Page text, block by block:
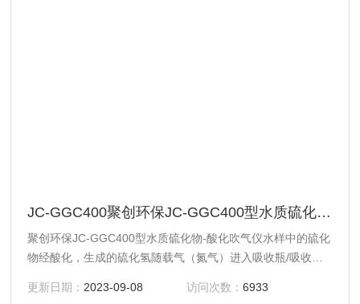
JC-GGC400聚创环保JC-GGC400型水质硫化物-酸化吹气仪
聚创环保JC-GGC400型水质硫化物-酸化吹气仪水样中的硫化
物经酸化，生成的硫化氢随载气（氮气）进入吸收瓶/吸收显
选择相应的分析方法对吸收瓶/吸收显色管中吸收的硫离子进
更新日期： 2023-09-08 访问次数： 6933